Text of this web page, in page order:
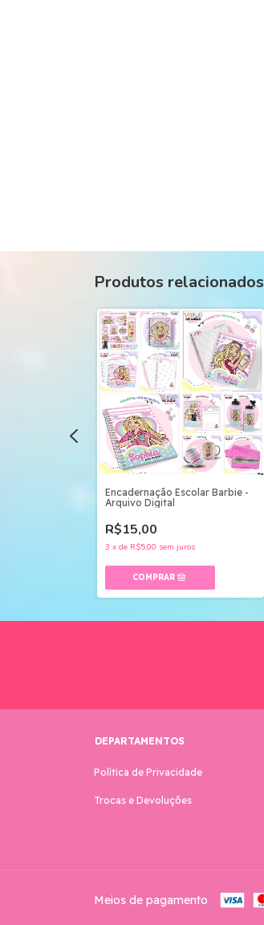
Produtos relacionados
Encadernação Escolar Barbie -
Arquivo Digital
R$15,00
3 x de R$5,00 sem juros
DEPARTAMENTOS
Política de Privacidade
Trocas e Devoluções
Meios de pagamento